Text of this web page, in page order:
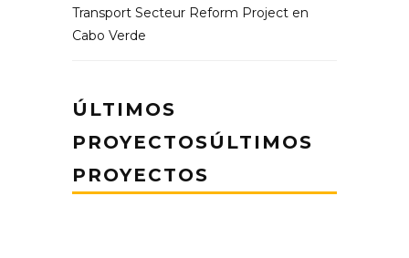
Transport Secteur Reform Project en
Cabo Verde
ÚLTIMOS
PROYECTOSÚLTIMOS
PROYECTOS